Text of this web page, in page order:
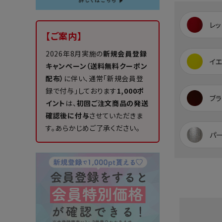
【ご案内】
2026年8月実施の新規会員登録
キャンペーン（送料無料クーポン
配布） に伴い、通常「新規会員登
録で付与」しております1,000ポ
イント は、初回ご注文商品の発送
確認後に付与させていただきま
す。あらかじめご了承ください。
レ
イ
ブ
パ